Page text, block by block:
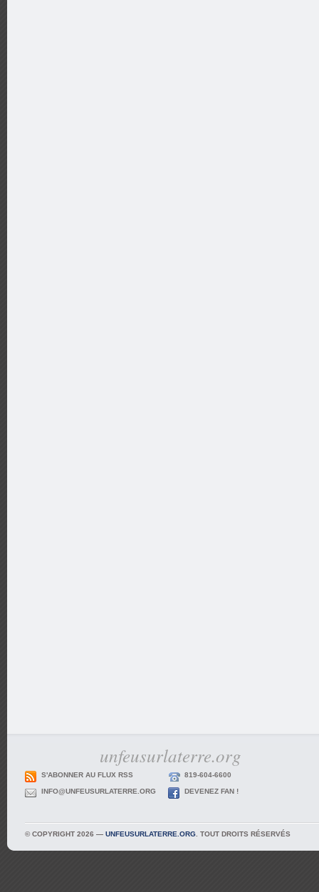
unfeusurlaterre.org
S'ABONNER AU FLUX RSS 819-604-6600
INFO@UNFEUSURLATERRE.ORG DEVENEZ FAN !
© COPYRIGHT 2026 — UNFEUSURLATERRE.ORG . TOUT DROITS RÉSERVÉS